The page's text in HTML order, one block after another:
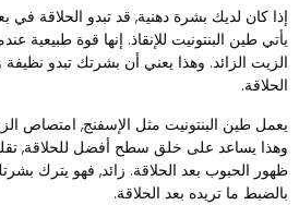
كان لديك بشرة دهنية, قد تبدو الحلاقة في
طين البنتونيت للإنقاذ. إنها قوة طبيعية
الزائد. وهذا يعني أن بشرتك تبدو نظيفة
طين البنتونيت مثل الإسفنج, امتصاص
يساعد على خلق سطح أفضل للحلاقة,
الحبوب بعد الحلاقة. زائد, فهو يترك بشرتك
ما تريده بعد الحلاقة.